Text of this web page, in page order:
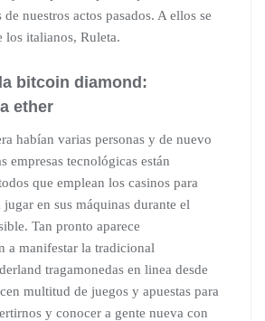
de nuestros actos pasados. A ellos se
los italianos, Ruleta.
bitcoin diamond:
ether
habían varias personas y de nuevo
empresas tecnológicas están
que emplean los casinos para
jugar en sus máquinas durante el
Tan pronto aparece
a manifestar la tradicional
tragamonedas en linea desde
multitud de juegos y apuestas para
y conocer a gente nueva con